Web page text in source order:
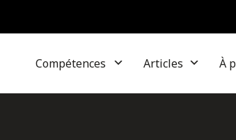
Compétences Articles À